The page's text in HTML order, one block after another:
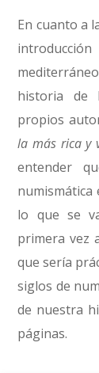
En cuanto a
historia de
propios
la más rica y
entender
numismática
lo que se
primera vez
que sería
siglos de
de nuestra
páginas.